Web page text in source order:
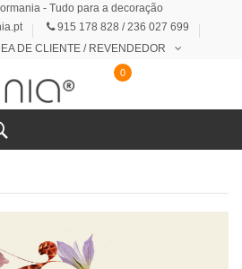
- Tudo para a decoração
915 178 828 / 236 027 699
DE CLIENTE / REVENDEDOR
0